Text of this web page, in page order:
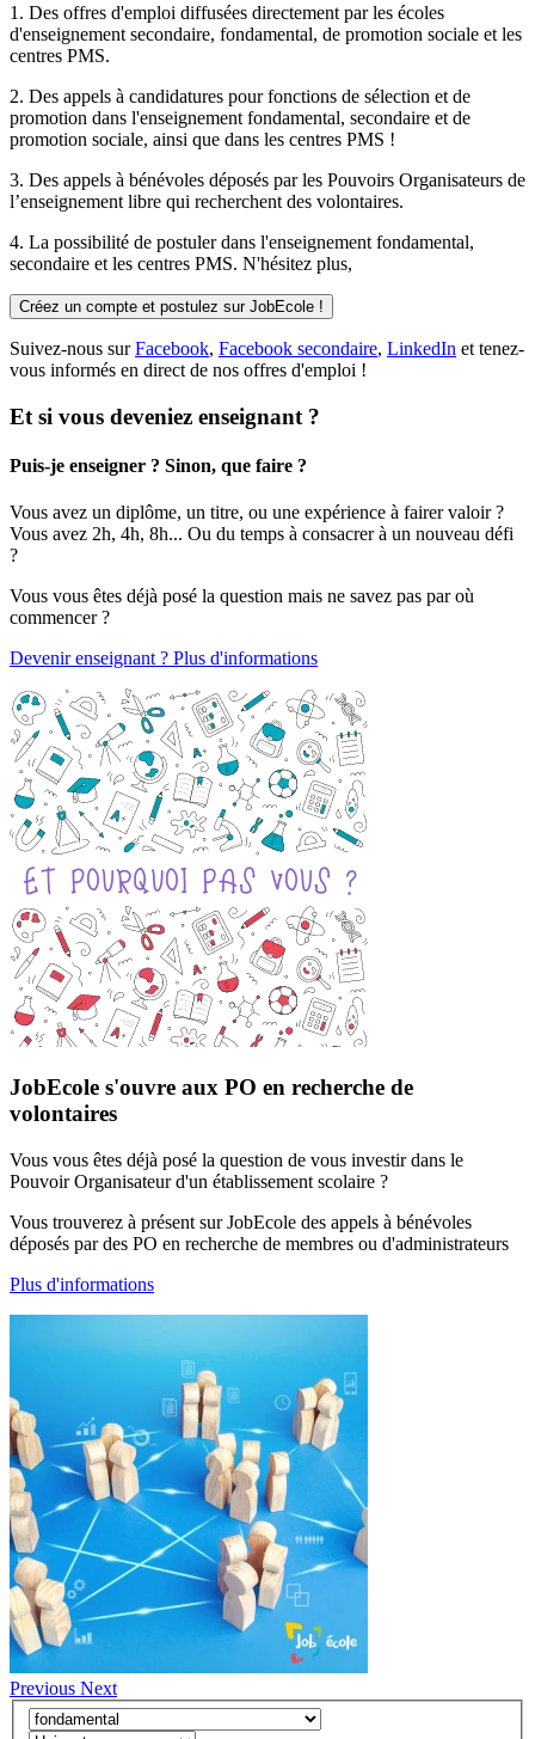
1. Des offres d'emploi diffusées directement par les écoles
d'enseignement secondaire, fondamental, de promotion sociale et les
centres PMS.
2. Des appels à candidatures pour fonctions de sélection et de
promotion dans l'enseignement fondamental, secondaire et de
promotion sociale, ainsi que dans les centres PMS !
3. Des appels à bénévoles déposés par les Pouvoirs Organisateurs de
l’enseignement libre qui recherchent des volontaires.
4. La possibilité de postulerdans l'enseignement fondamental,
secondaire et les centres PMS. N'hésitez plus,
Créez un compte et postulez sur JobEcole !
Suivez-nous surFacebook, Facebook secondaire, LinkedIn et tenez-
vous informés en direct de nos offres d'emploi !
Et si vous deveniez enseignant ?
Puis-je enseigner ? Sinon, que faire ?
Vous avez un diplôme, un titre, ou une expérience à fairer valoir ?
Vous avez 2h, 4h, 8h... Ou du temps à consacrer à un nouveau défi
?
Vous vous êtes déjà posé la question mais ne savez pas par où
commencer ?
Devenir enseignant ? Plus d'informations
JobEcole s'ouvre aux PO en recherche de
volontaires
Vous vous êtes déjà posé la question de vous investir dans le
Pouvoir Organisateur d'un établissement scolaire ?
Vous trouverez à présent sur JobEcole des appels à bénévoles
déposés par des PO en recherche de membres ou d'administrateurs
Plus d'informations
Previous Next